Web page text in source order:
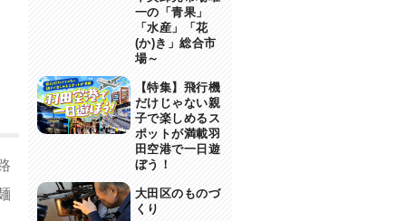
一の「青果」
「水産」「花
(か)き」総合市
場～
【特集】飛行機
だけじゃない親
子で楽しめるス
ポットが満載羽
田空港で一日遊
ぼう！
大田区のものづ
くり